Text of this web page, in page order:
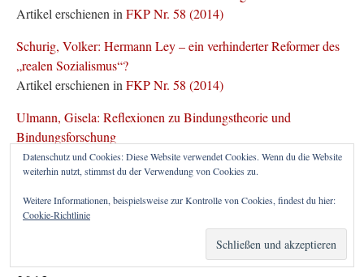
Artikel erschienen in FKP Nr. 58 (2014)
Schurig, Volker: Hermann Ley – ein verhinderter Reformer des
„realen Sozialismus“?
Artikel erschienen in FKP Nr. 58 (2014)
Ulmann, Gisela: Reflexionen zu Bindungstheorie und
Bindungsforschung
Artikel erschienen inFKP Nr. 58 (2014)
"Bewusstseinsrevolution" - Über das "phänomenale
Selbstmodell" des neurowissenschaftlich inspirierten
Datenschutz und Cookies: Diese Website verwendet Cookies. Wenn du die Website
weiterhin nutzt, stimmst du der Verwendung von Cookies zu.
Weitere Informationen, beispielsweise zur Kontrolle von Cookies, findest du hier:
Cookie-Richtlinie